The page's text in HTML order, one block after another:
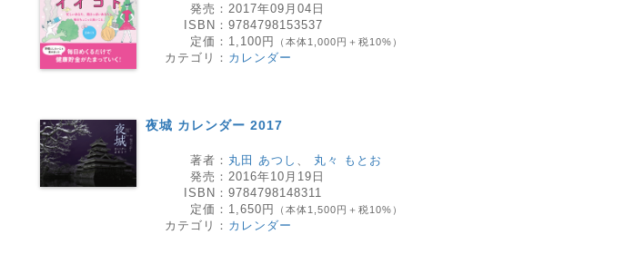
発売： 2017年09月04日
ISBN： 9784798153537
定価： 1,100円 （本体1,000円＋税10%）
カテゴリ： カレンダー
夜城 カレンダー 2017
著者： 丸田 あつし
丸々 もとお
発売： 2016年10月19日
ISBN： 9784798148311
定価： 1,650円 （本体1,500円＋税10%）
カテゴリ： カレンダー